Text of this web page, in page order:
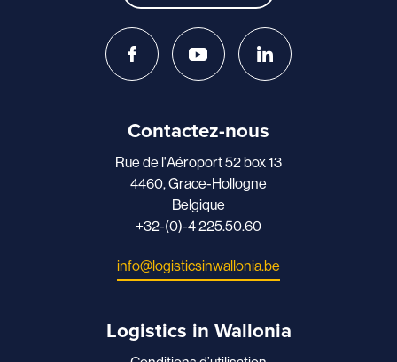
Contactez-nous
Rue de l'Aéroport 52 box 13
4460, Grace-Hollogne
Belgique
+32-(0)-4 225.50.60
info@logisticsinwallonia.be
Logistics in Wallonia